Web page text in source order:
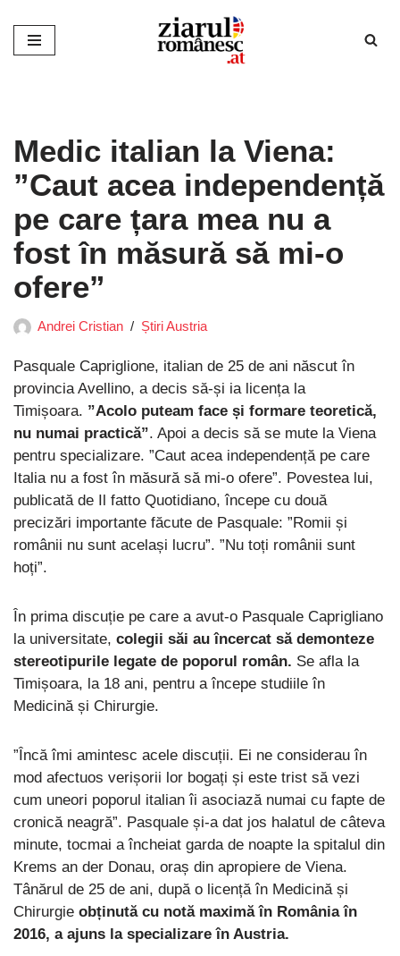
Sari
Medic italian la Viena:
”Caut acea independență
pe care țara mea nu a
fost în măsură să mi-o
ofere”
Andrei Cristian Știri Austria
Pasquale Capriglione, italian de 25 de ani născut în
provincia Avellino, a decis să-și ia licența la
Timișoara. ”Acolo puteam face și formare teoretică,
nu numai practică”. Apoi a decis să se mute la Viena
pentru specializare. ”Caut acea independență pe care
Italia nu a fost în măsură să mi-o ofere”. Povestea lui,
publicată de Il fatto Quotidiano, începe cu două
precizări importante făcute de Pasquale: ”Romii și
românii nu sunt același lucru”. ”Nu toți românii sunt
hoți”.
În prima discuție pe care a avut-o Pasquale Caprigliano
la universitate, colegii săi au încercat să demonteze
stereotipurile legate de poporul român. Se afla la
Timișoara, la 18 ani, pentru a începe studiile în
Medicină și Chirurgie.
”Încă îmi amintesc acele discuții. Ei ne considerau în
mod afectuos verișorii lor bogați și este trist să vezi
cum uneori poporul italian îi asociază numai cu fapte de
cronică neagră”. Pasquale și-a dat jos halatul de câteva
minute, tocmai a încheiat garda de noapte la spitalul din
Krems an der Donau, oraș din apropiere de Viena.
Tânărul de 25 de ani, după o licență în Medicină și
Chirurgie obținută cu notă maximă în România în
2016, a ajuns la specializare în Austria.